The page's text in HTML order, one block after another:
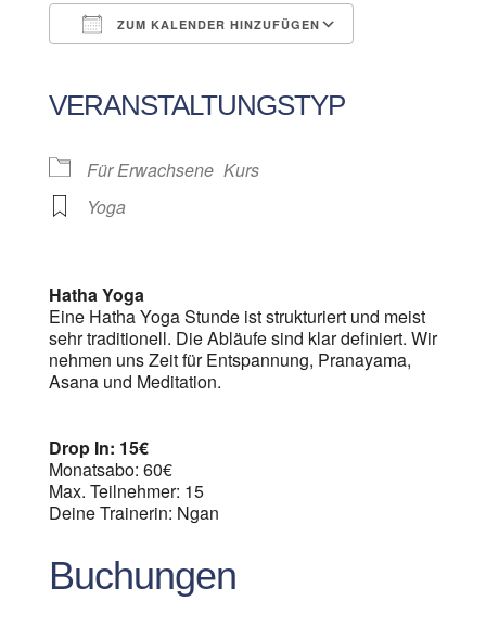
ZUM KALENDER HINZUFÜGEN
VERANSTALTUNGSTYP
Für Erwachsene Kurs
Yoga
Hatha Yoga
Eine Hatha Yoga Stunde ist strukturiert und meist
sehr traditionell. Die Abläufe sind klar definiert. Wir
nehmen uns Zeit für Entspannung, Pranayama,
Asana und Meditation.
Drop In: 15€
Monatsabo: 60€
Max. Teilnehmer: 15
Deine Trainerin: Ngan
Buchungen